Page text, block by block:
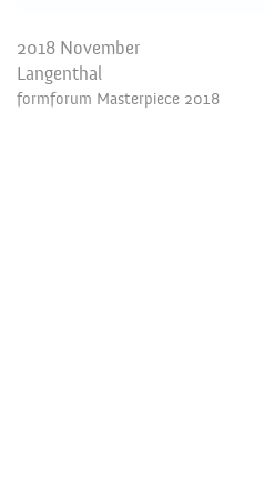
2018 November
Langenthal
formforum Masterpiece 2018